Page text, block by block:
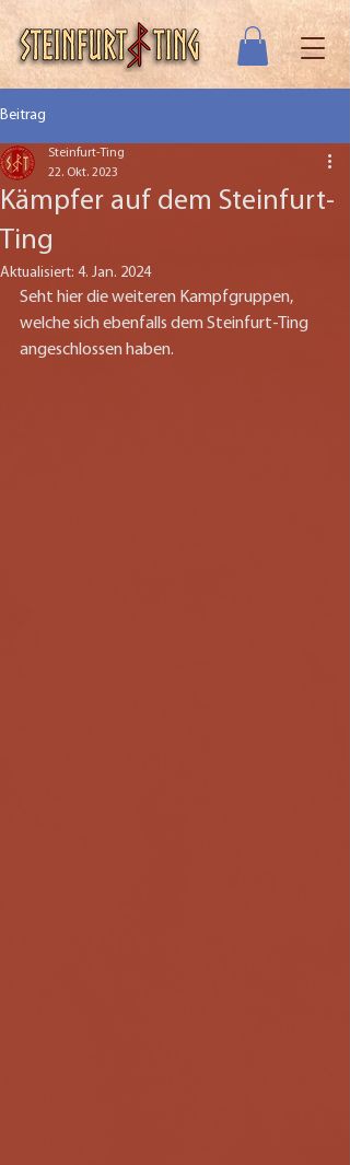
Beitrag
Kämpfer auf dem Steinfurt-
Ting
Steinfurt-Ting
22. Okt. 2023
Aktualisiert: 4. Jan. 2024
Seht hier die weiteren Kampfgruppen,
welche sich ebenfalls dem Steinfurt-Ting
angeschlossen haben.